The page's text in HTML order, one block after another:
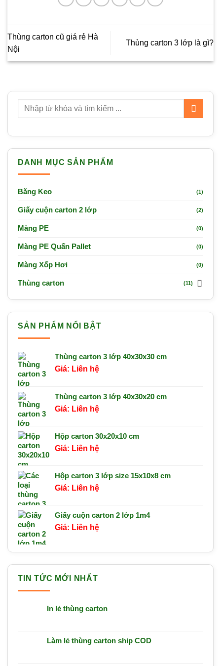
Thùng carton cũ giá rẻ Hà
Nội
Thùng carton 3 lớp là gì?
DANH MỤC SẢN PHẨM
Băng Keo (1)
Giấy cuộn carton 2 lớp (2)
Màng PE (0)
Màng PE Quấn Pallet (0)
Màng Xốp Hơi (0)
Thùng carton (11)
SẢN PHẨM NỔI BẬT
Thùng carton 3 lớp 40x30x30 cm
Liên hệ
Thùng carton 3 lớp 40x30x20 cm
Liên hệ
Hộp carton 30x20x10 cm
Liên hệ
Hộp carton 3 lớp size 15x10x8 cm
Liên hệ
Giấy cuộn carton 2 lớp 1m4
Liên hệ
TIN TỨC MỚI NHẤT
In lẻ thùng carton
Làm lẻ thùng carton ship COD